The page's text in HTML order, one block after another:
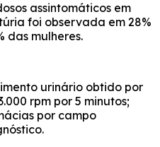
assintomáticos em
foi observada em 28%
das mulheres.
urinário obtido por
rpm por 5 minutos;
por campo